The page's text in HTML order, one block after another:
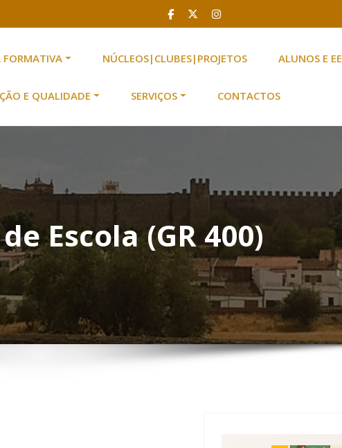
Serpa
FORMATIVA NÚCLEOS|CLUBES|PROJETOS ALUNOS E EE
E QUALIDADE SERVIÇOS CONTACTOS
Escola (GR 400)